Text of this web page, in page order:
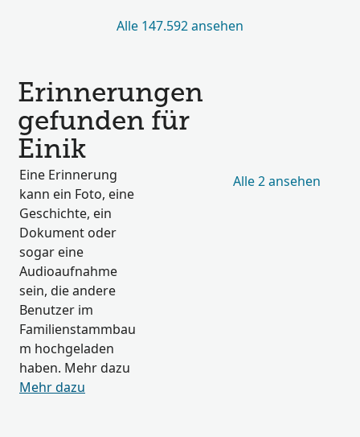
Alle 147.592 ansehen
Erinnerungen
gefunden für
Einik
Eine Erinnerung
kann ein Foto, eine
Geschichte, ein
Dokument oder
sogar eine
Audioaufnahme
sein, die andere
Benutzer im
Familienstammbau
m hochgeladen
haben. Mehr dazu
Mehr dazu
Alle 2 ansehen